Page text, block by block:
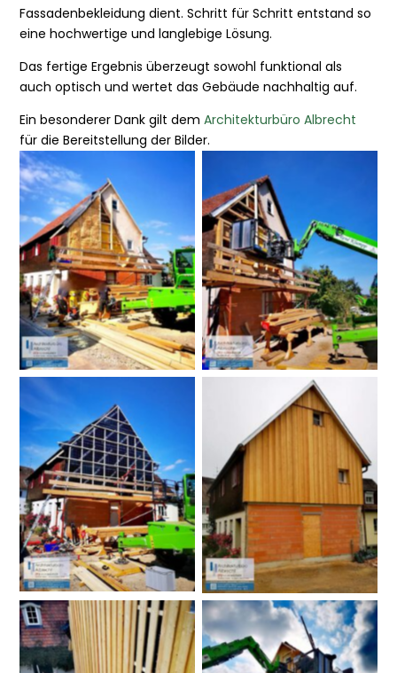
Fassadenbekleidung dient. Schritt für Schritt entstand so
eine hochwertige und langlebige Lösung.
Das fertige Ergebnis überzeugt sowohl funktional als
auch optisch und wertet das Gebäude nachhaltig auf.
Ein besonderer Dank gilt demArchitekturbüro Albrecht
für die Bereitstellung der Bilder.